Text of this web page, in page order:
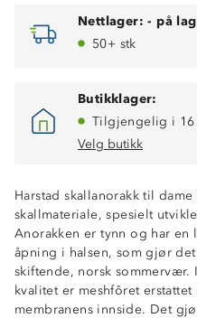
Nettlager: - på
50+ stk
Butikklager:
Tilgjengelig i 16
Velg butikk
Harstad skallanorakk til
skallmateriale, spesielt
Anorakken er tynn og har en
åpning i halsen, som gjør
skiftende, norsk sommervær.
kvalitet er meshfôret
membranens innside. Det